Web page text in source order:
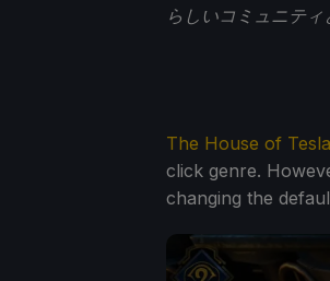
らしいコミュニテ
The House of Tesla
click genre.
changing the